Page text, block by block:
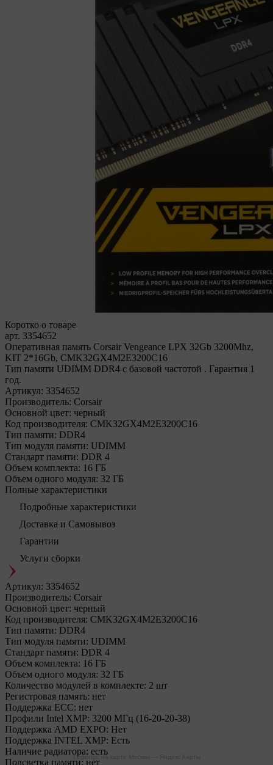
Коротко о товаре
арт. 3354652
Оперативная память Corsair Vengeance LPX 32Gb 3200Mhz,
KIT 2*16Gb, CMK32GX4M2E3200C16
Тип памяти UDIMM DDR4 с базовой частотой . Гарантия 1
год.
Артикул: 3354652
Производитель: Corsair
Основной цвет: черный
Код производителя: CMK32GX4M2E3200C16
Тип памяти: DDR4
Тип модуля памяти: UDIMM
Стандарт памяти: DDR 4
Объем комплекта: 16 ГБ
Объем одного модуля: 32 ГБ
Полные характеристики
Подробные характеристики
Доставка и Самовывоз
Гарантии
Услуги сборки
Артикул: 3354652
Производитель: Corsair
Основной цвет: черный
Код производителя: CMK32GX4M2E3200C16
Тип памяти: DDR4
Тип модуля памяти: UDIMM
Стандарт памяти: DDR 4
Объем комплекта: 16 ГБ
Объем одного модуля: 32 ГБ
Количество модулей в комплекте: 2 шт
Регистровая память: нет
Поддержка ECC: нет
Профили Intel XMP: 3200 МГц (16-20-20-38)
Поддержка AMD EXPO: Нет
Поддержка INTEL XMP: Есть
Наличие радиатора: есть
Подсветка памяти: нет
Legionpc на карте Москвы — Яндекс Карты